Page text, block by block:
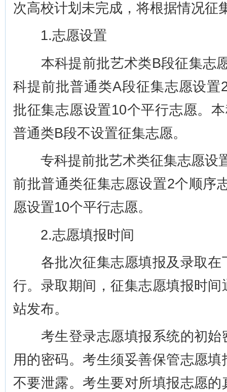
次高校计划未完成，将根据情况征
1.志愿设置
本科提前批艺术类B段征集志
科提前批普通类A段征集志愿设
批征集志愿设置10个平行志愿。
普通类B段不设置征集志愿。
专科提前批艺术类征集志愿设
前批普通类征集志愿设置2个顺序
愿设置10个平行志愿。
2.志愿填报时间
各批次征集志愿填报及录取在
行。录取期间，征集志愿填报时
站发布。
考生登录志愿填报系统的初始
用的密码。考生须妥善保管志愿
不要泄露。考生要对所填报志愿